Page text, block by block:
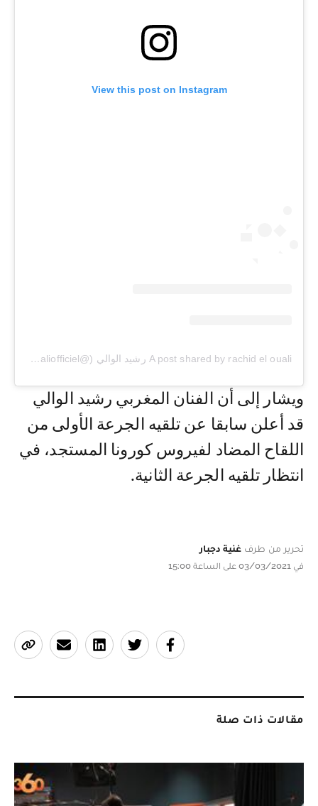
View this post on Instagram
A post shared by rachid el ouali رشيد الوالي (@rachideloualiofficiel)
ويشار إلى أن الفنان المغربي رشيد الوالي
قد أعلن سابقا عن تلقيه الجرعة الأولى من
اللقاح المضاد لفيروس كورونا المستجد، في
انتظار تلقيه الجرعة الثانية.
تحرير من طرف غنية دجبار
في 03/03/2021 على الساعة 15:00
مقالات ذات صلة